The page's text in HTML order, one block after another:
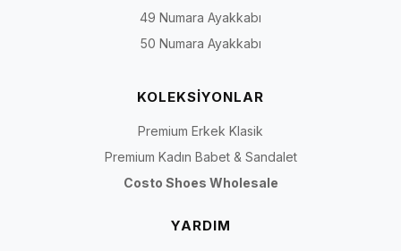
49 Numara Ayakkabı
50 Numara Ayakkabı
KOLEKSİYONLAR
Premium Erkek Klasik
Premium Kadın Babet & Sandalet
Costo Shoes Wholesale
YARDIM